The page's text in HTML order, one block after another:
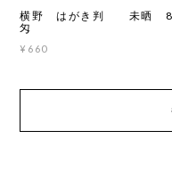
横野 はがき判 未晒 8
匁
¥660